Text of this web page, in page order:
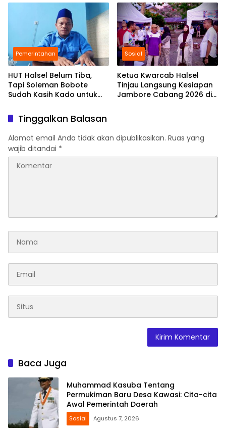
Generasi Muda Malut
Halmahera Selatan
Pemerintahan
HUT Halsel Belum Tiba,
Tapi Soleman Bobote
Sudah Kasih Kado untuk
Sosial
Ketua Kwarcab Halsel
Tinjau Langsung Kesiapan
Jambore Cabang 2026 di
Tinggalkan Balasan
Alamat email Anda tidak akan dipublikasikan. Ruas yang
wajib ditandai *
Baca Juga
Muhammad Kasuba Tentang
Permukiman Baru Desa Kawasi: Cita-cita
Awal Pemerintah Daerah
Sosial Agustus 7, 2026